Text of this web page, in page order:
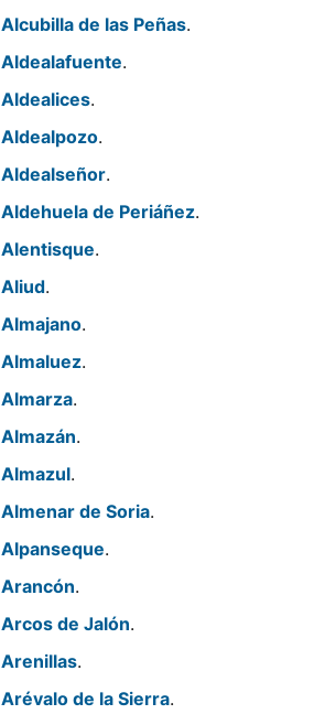
Alcubilla de las Peñas.
Aldealafuente.
Aldealices.
Aldealpozo.
Aldealseñor.
Aldehuela de Periáñez.
Alentisque.
Aliud.
Almajano.
Almaluez.
Almarza.
Almazán.
Almazul.
Almenar de Soria.
Alpanseque.
Arancón.
Arcos de Jalón.
Arenillas.
Arévalo de la Sierra.